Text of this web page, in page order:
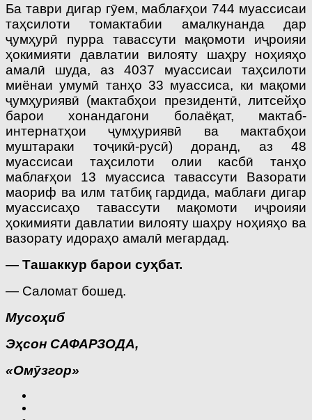
Ба таври дигар гӯем, маблағҳои 744 муассисаи
таҳсилоти томактабии амалкунанда дар
ҷумҳурӣ пурра тавассути мақомоти иҷроияи
ҳокимияти давлатии вилояту шаҳру ноҳияҳо
амалӣ шуда, аз 4037 муассисаи таҳсилоти
миёнаи умумӣ танҳо 33 муассиса, ки мақоми
ҷумҳуриявӣ (мактабҳои президентӣ, литсейҳо
барои хонандагони болаёқат, мактаб-
интернатҳои ҷумҳуриявӣ ва мактабҳои
муштараки тоҷикӣ-русӣ) доранд, аз 48
муассисаи таҳсилоти олии касбӣ танҳо
маблағҳои 13 муассиса тавассути Вазорати
маориф ва илм татбиқ гардида, маблағи дигар
муассисаҳо тавассути ма­қомоти иҷроияи
ҳокимияти давлатии вилояту шаҳру ноҳияҳо ва
вазорату идораҳо амалӣ мегардад.
— Ташаккур барои суҳбат.
— Саломат бошед.
Мусоҳиб
Эҳсон САФАРЗОДА,
«Омӯзгор»